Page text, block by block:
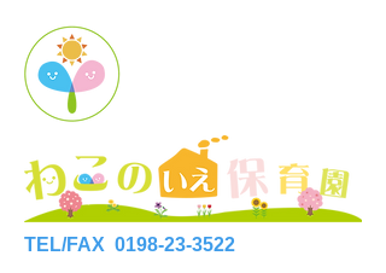
TEL/FAX 0198-23-3522